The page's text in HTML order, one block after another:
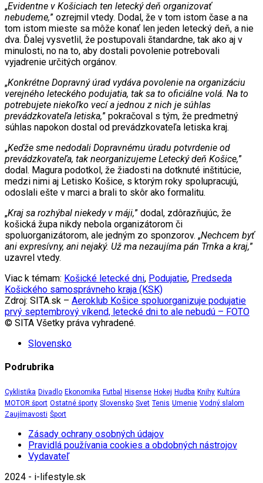
„Evidentne v Košiciach ten letecký deň organizovať
nebudeme,” ozrejmil vtedy. Dodal, že v tom istom čase a na
tom istom mieste sa môže konať len jeden letecký deň, a nie
dva. Ďalej vysvetlil, že postupovali štandardne, tak ako aj v
minulosti, no na to, aby dostali povolenie potrebovali
vyjadrenie určitých orgánov.
„Konkrétne Dopravný úrad vydáva povolenie na organizáciu
verejného leteckého podujatia, tak sa to oficiálne volá. Na to
potrebujete niekoľko vecí a jednou z nich je súhlas
prevádzkovateľa letiska,” pokračoval s tým, že predmetný
súhlas napokon dostal od prevádzkovateľa letiska kraj.
„Keďže sme nedodali Dopravnému úradu potvrdenie od
prevádzkovateľa, tak neorganizujeme Letecký deň Košice,”
dodal. Magura podotkol, že žiadosti na dotknuté inštitúcie,
medzi nimi aj Letisko Košice, s ktorým roky spolupracujú,
odoslali ešte v marci a brali to skôr ako formalitu.
„Kraj sa rozhýbal niekedy v máji,” dodal, zdôrazňujúc, že
košická župa nikdy nebola organizátorom či
spoluorganizátorom, ale jedným zo sponzorov. „Nechcem byť
ani expresívny, ani nejaký. Už ma nezaujíma pán Trnka a kraj,”
uzavrel vtedy.
Viac k témam: Košické letecké dni, Podujatie, Predseda
Košického samosprávneho kraja (KSK)
Zdroj: SITA.sk – Aeroklub Košice spoluorganizuje podujatie
prvý septembrový víkend, letecké dni to ale nebudú – FOTO
© SITA Všetky práva vyhradené.
Slovensko
Podrubrika
Cyklistika Divadlo Ekonomika Futbal Hisense Hokej Hudba Knihy Kultúra
MOTOR šport Ostatné športy Slovensko Svet Tenis Umenie Vodný slalom
Zaujímavosti Šport
Zásady ochrany osobných údajov
Pravidlá používania cookies a obdobných nástrojov
Vydavateľ
2024 - i-lifestyle.sk